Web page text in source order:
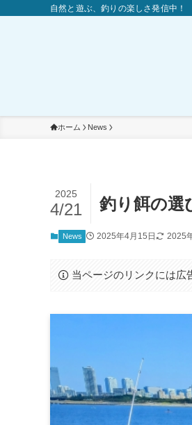
自然と遊ぶ、釣りの楽しさ発信中！
ホーム News
釣り餌の選
2025
4/21
News 2025年4月15日 2025
当ページのリンクには広